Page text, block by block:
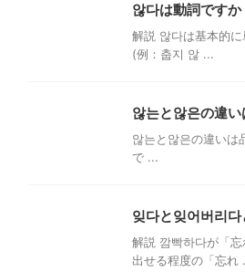
않다は動詞です
解説 않다は基本的
(例：춥지 않 ...
않는と않은の違
않는と않은の違いは
で ...
잊다と잊어버리
解説 깜빡하다が「
出せる程度の「忘れ